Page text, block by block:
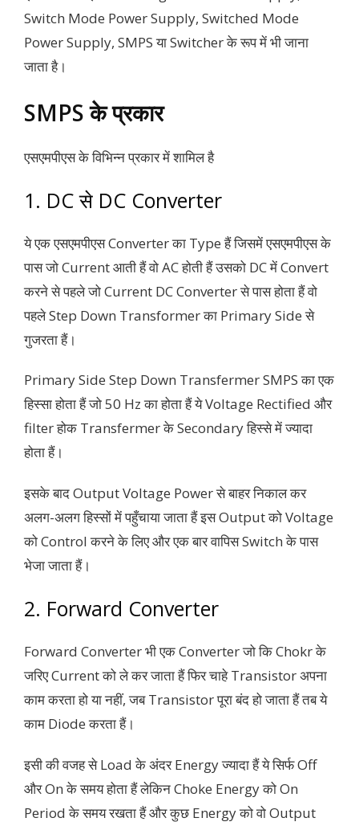
Switch Mode Power Supply, Switched Mode
Power Supply, SMPS या Switcher के रूप में भी जाना
जाता है।
SMPS के प्रकार
एसएमपीएस के विभिन्न प्रकार में शामिल है
1. DC से DC Converter
ये एक एसएमपीएस Converter का Type हैं जिसमें एसएमपीएस के
पास जो Current आती हैं वो AC होती हैं उसको DC में Convert
करने से पहले जो Current DC Converter से पास होता हैं वो
पहले Step Down Transformer का Primary Side से
गुजरता हैं।
Primary Side Step Down Transfermer SMPS का एक
हिस्सा होता हैं जो 50 Hz का होता हैं ये Voltage Rectified और
filter होक Transfermer के Secondary हिस्से में ज्यादा
होता हैं।
इसके बाद Output Voltage Power से बाहर निकाल कर
अलग-अलग हिस्सों में पहुँचाया जाता हैं इस Output को Voltage
को Control करने के लिए और एक बार वापिस Switch के पास
भेजा जाता हैं।
2. Forward Converter
Forward Converter भी एक Converter जो कि Chokr के
जरिए Current को ले कर जाता हैं फिर चाहे Transistor अपना
काम करता हो या नहीं, जब Transistor पूरा बंद हो जाता हैं तब ये
काम Diode करता हैं।
इसी की वजह से Load के अंदर Energy ज्यादा हैं ये सिर्फ Off
और On के समय होता हैं लेकिन Choke Energy को On
Period के समय रखता हैं और कुछ Energy को वो Output